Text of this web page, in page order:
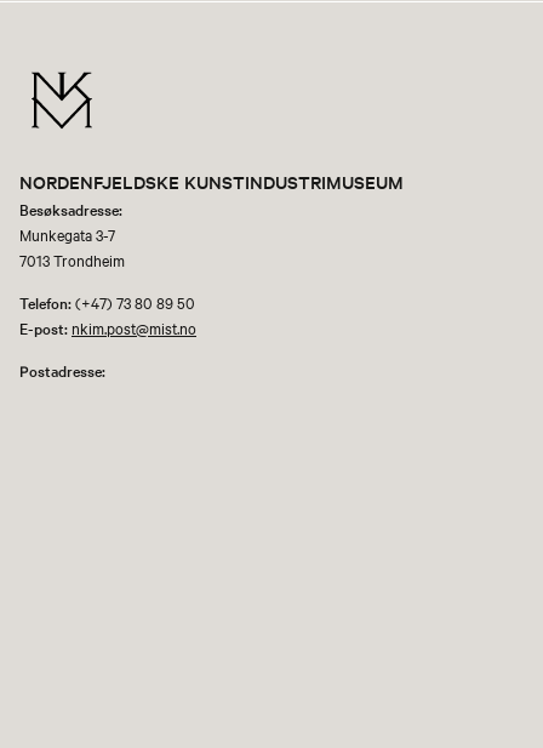
NORDENFJELDSKE KUNSTINDUSTRIMUSEUM
Besøksadresse:
Munkegata 3-7
7013 Trondheim
Telefon:(+47) 73 80 89 50
E-post: nkim.post@mist.no
Postadresse: